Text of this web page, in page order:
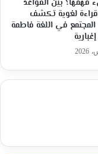
فهمها؟ بين القواعد
قراءة لغوية تكشف
في اللغة فاطمة